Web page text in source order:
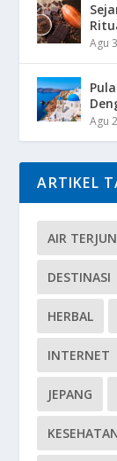
Agu
Agu
ARTIKEL
AIR TERJUN
DESTINASI
HERBAL
INTERNET
JEPANG